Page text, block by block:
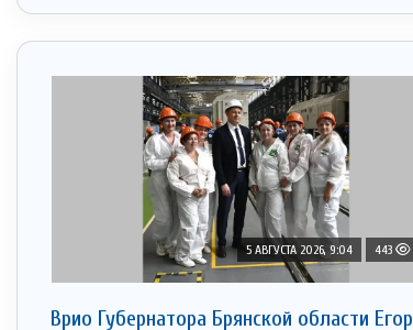
5 АВГУСТА 2026, 9:04 443
Врио Губернатора Брянской области Егор